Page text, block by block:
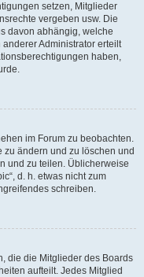
setzen, Mitglieder
vergeben usw. Die
davon abhängig, welche
Administrator erteilt
haben,
im Forum zu beobachten.
ändern und zu löschen und
und zu teilen. Üblicherweise
d. h. etwas nicht zum
schreiben.
die die Mitglieder des Boards
aufteilt. Jedes Mitglied